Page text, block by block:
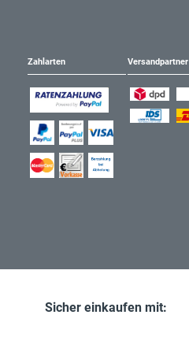
Zahlarten Versandpartner
Sicher einkaufen mit: